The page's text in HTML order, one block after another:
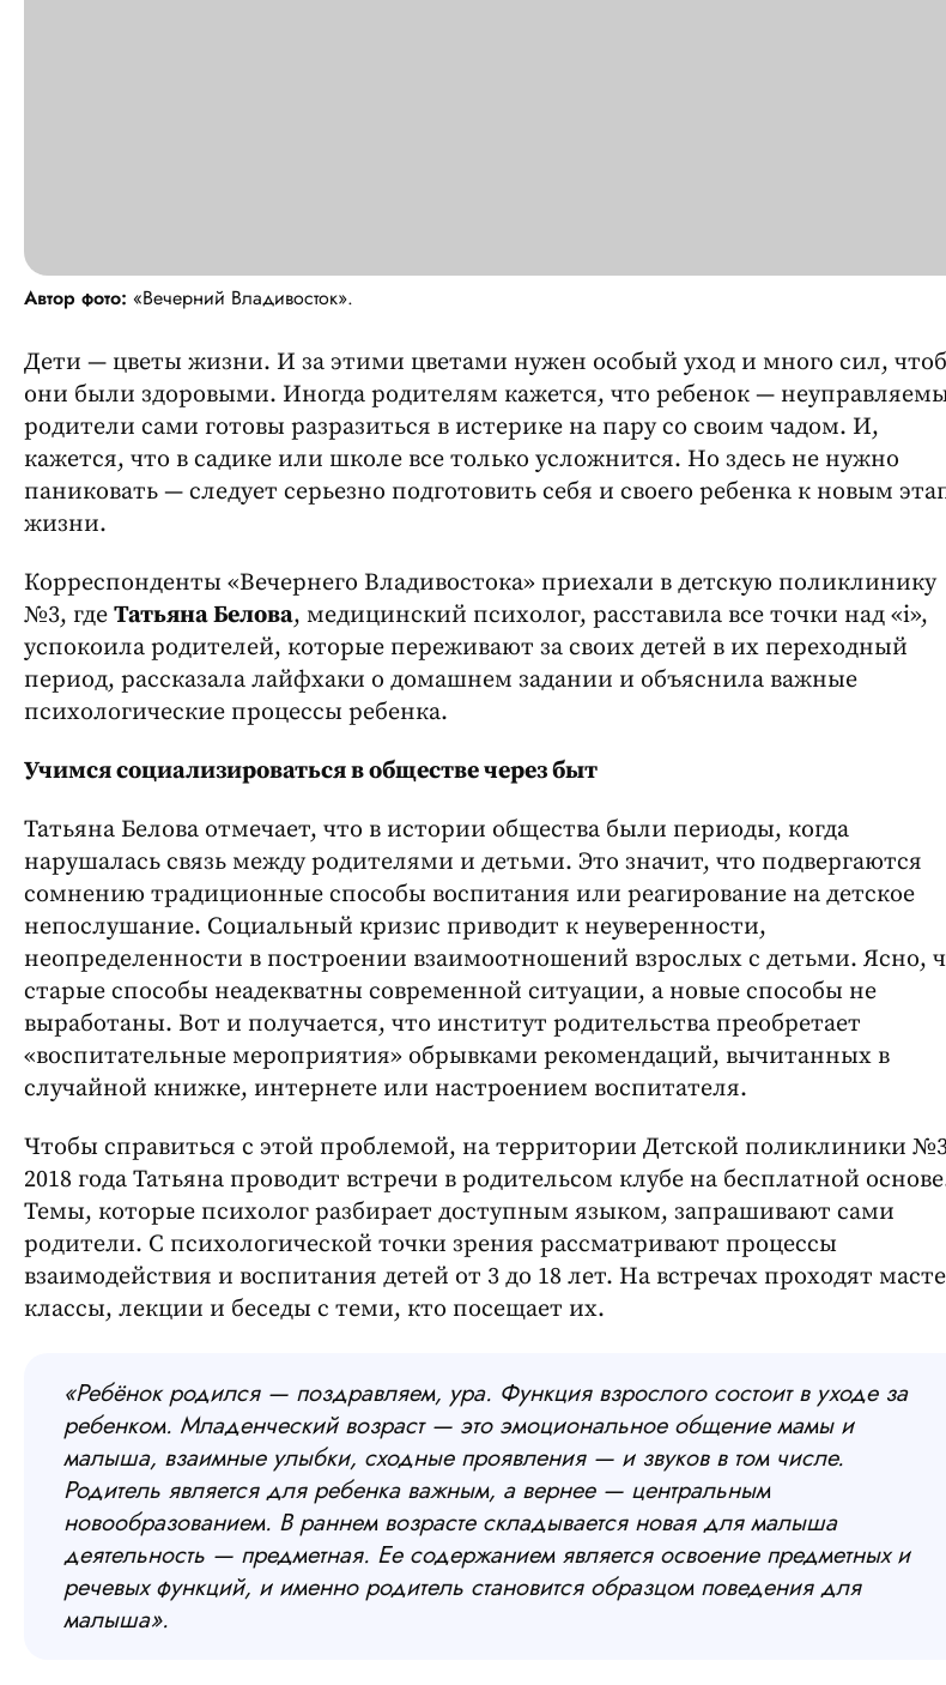
Автор фото: «Вечерний Владивосток».
Дети — цветы жизни. И за этими цветами нужен особый уход и много сил,
они были здоровыми. Иногда родителям кажется, что ребенок —
родители сами готовы разразиться в истерике на пару со своим чадом. И,
кажется, что в садике или школе все только усложнится. Но здесь не нужно
паниковать — следует серьезно подготовить себя и своего ребенка к новым
жизни.
Корреспонденты «Вечернего Владивостока» приехали в детскую поликлинику
№3, где Татьяна Белова, медицинский психолог, расставила все точки над «i»,
успокоила родителей, которые переживают за своих детей в их переходный
период, рассказала лайфхаки о домашнем задании и объяснила важные
психологические процессы ребенка.
Учимся социализироваться в обществе через быт
Татьяна Белова отмечает, что в истории общества были периоды, когда
нарушалась связь между родителями и детьми. Это значит, что подвергаются
сомнению традиционные способы воспитания или реагирование на детское
непослушание. Социальный кризис приводит к неуверенности,
неопределенности в построении взаимоотношений взрослых с детьми. Ясно,
старые способы неадекватны современной ситуации, а новые способы не
выработаны. Вот и получается, что институт родительства преобретает
«воспитательные мероприятия» обрывками рекомендаций, вычитанных в
случайной книжке, интернете или настроением воспитателя.
Чтобы справиться с этой проблемой, на территории Детской поликлиники
2018 года Татьяна проводит встречи в родительсом клубе на бесплатной
Темы, которые психолог разбирает доступным языком, запрашивают сами
родители. С психологической точки зрения рассматривают процессы
взаимодействия и воспитания детей от 3 до 18 лет. На встречах проходят
классы, лекции и беседы с теми, кто посещает их.
«Ребёнок родился — поздравляем, ура. Функция взрослого состоит в уходе за
ребенком. Младенческий возраст — это эмоциональное общение мамы и
малыша, взаимные улыбки, сходные проявления — и звуков в том числе.
Родитель является для ребенка важным, а вернее — центральным
новообразованием. В раннем возрасте складывается новая для малыша
деятельность — предметная. Ее содержанием является освоение предметных и
речевых функций, и именно родитель становится образцом поведения для
малыша».